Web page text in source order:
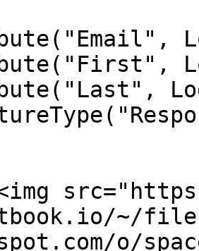
~/
o/